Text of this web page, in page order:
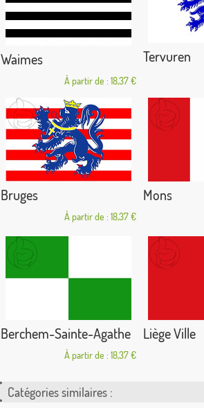
Waimes
À partir de : 18,37 €
Tervuren
Bruges
À partir de : 18,37 €
Mons
Berchem-Sainte-Agathe
À partir de : 18,37 €
Liège Ville
Catégories similaires :